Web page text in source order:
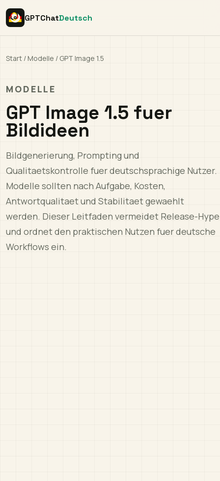
GPTChatDeutsch
Start / Modelle / GPT Image 1.5
MODELLE
GPT Image 1.5 fuer
Bildideen
Bildgenerierung, Prompting und
Qualitaetskontrolle fuer deutschsprachige Nutzer.
Modelle sollten nach Aufgabe, Kosten,
Antwortqualitaet und Stabilitaet gewaehlt
werden. Dieser Leitfaden vermeidet Release-Hype
und ordnet den praktischen Nutzen fuer deutsche
Workflows ein.